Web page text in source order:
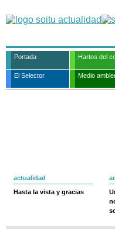
Portada Hartos del
El Selector Medio
actualidad
Hasta la vista y gracias